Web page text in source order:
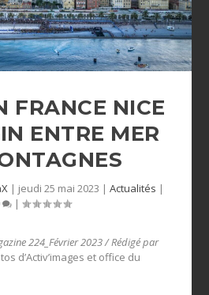
FRANCE NICE
ENTRE MER
| jeudi 25 mai 2023 | Actualités |
|
224_Février 2023 / Rédigé par
d’Activ’images et office du